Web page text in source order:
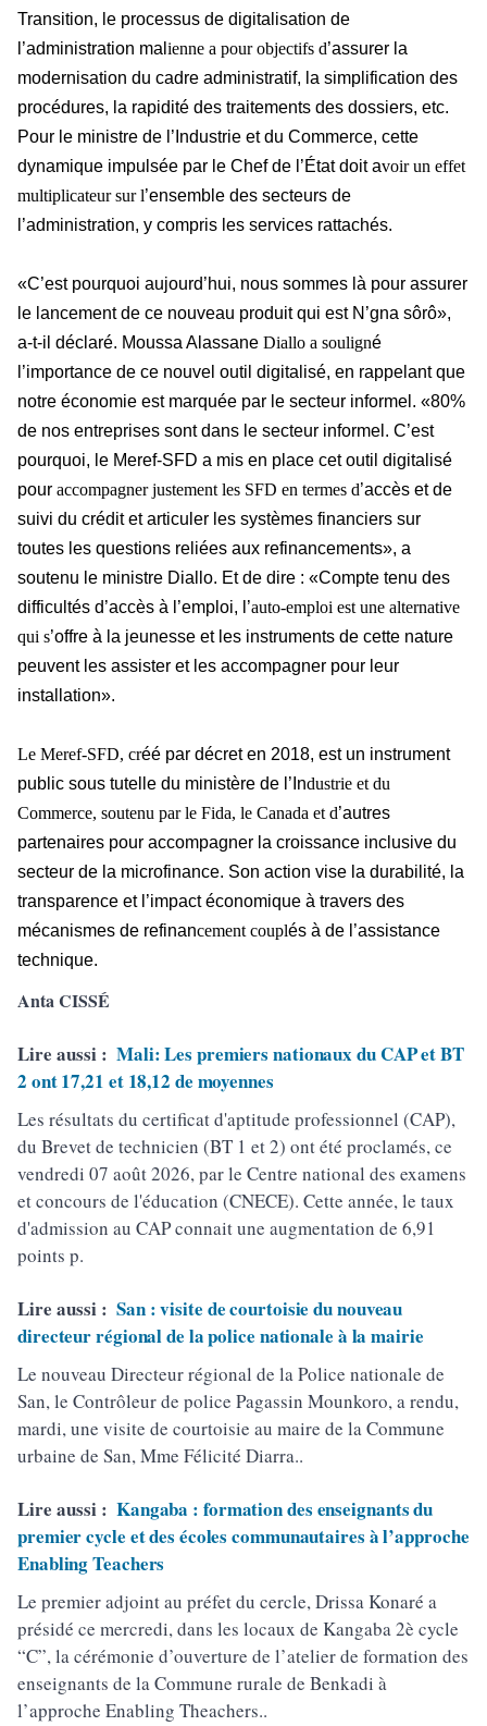
Transition, le processus de digitalisation de
l’administration mal ienne a pour objectifs d’assurer la
modernisation du cadre administratif, la simplification des
procédures, la rapidité des traitements des dossiers, etc.
Pour le ministre de l’Industrie et du Commerce, cette
dynamique impulsée par le Chef de l’État doit avoir un effet
multiplicateur sur l’ensemble des secteurs de
l’administration, y compris les services rattachés.
«C’est pourquoi aujourd’hui, nous sommes là pour assurer
le lancement de ce nouveau produit qui est N’gna sôrô»,
a-t-il déclaré. Moussa Alassane Diallo a souligné
l’importance de ce nouvel outil digitalisé, en rappelant que
notre économie est marquée par le secteur informel. «80%
de nos entreprises sont dans le secteur informel. C’est
pourquoi, le Meref-SFD a mis en place cet outil digitalisé
pour accompagner justement les SFD en termes d’accès et de
suivi du crédit et articuler les systèmes financiers sur
toutes les questions reliées aux refinancements», a
soutenu le ministre Diallo. Et de dire : «Compte tenu des
difficultés d’accès à l’emploi, l’auto-emploi est une alternative
qui s’offre à la jeunesse et les instruments de cette nature
peuvent les assister et les accompagner pour leur
installation».
Le Meref-SFD, créé par décret en 2018, est un instrument
public sous tutelle du ministère de l’Industrie et du
Commerce, soutenu par le Fida, le Canada et d’autres
partenaires pour accompagner la croissance inclusive du
secteur de la microfinance. Son action vise la durabilité, la
transparence et l’impact économique à travers des
mécanismes de refinancement couplés à de l’assistance
technique.
Anta CISSÉ
Lire aussi : Mali: Les premiers nationaux du CAP et BT
2 ont 17,21 et 18,12 de moyennes
Les résultats du certificat d'aptitude professionnel (CAP),
du Brevet de technicien (BT 1 et 2) ont été proclamés, ce
vendredi 07 août 2026, par le Centre national des examens
et concours de l'éducation (CNECE). Cette année, le taux
d'admission au CAP connait une augmentation de 6,91
points p.
Lire aussi : San : visite de courtoisie du nouveau
directeur régional de la police nationale à la mairie
Le nouveau Directeur régional de la Police nationale de
San, le Contrôleur de police Pagassin Mounkoro, a rendu,
mardi, une visite de courtoisie au maire de la Commune
urbaine de San, Mme Félicité Diarra..
Lire aussi : Kangaba : formation des enseignants du
premier cycle et des écoles communautaires à l’approche
Enabling Teachers
Le premier adjoint au préfet du cercle, Drissa Konaré a
présidé ce mercredi, dans les locaux de Kangaba 2è cycle
“C”, la cérémonie d’ouverture de l’atelier de formation des
enseignants de la Commune rurale de Benkadi à
l’approche Enabling Theachers..